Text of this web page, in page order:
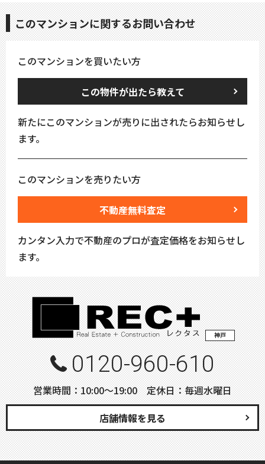
このマンションに関するお問い合わせ
このマンションを買いたい方
この物件が出たら教えて
新たにこのマンションが売りに出されたらお知らせし
ます。
このマンションを売りたい方
不動産無料査定
カンタン入力で不動産のプロが査定価格をお知らせし
ます。
神戸
0120-960-610
営業時間：10:00〜19:00 定休日：毎週水曜日
店舗情報を見る